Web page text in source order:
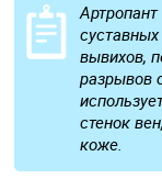
вывихов,
разрывов
стенок
коже.